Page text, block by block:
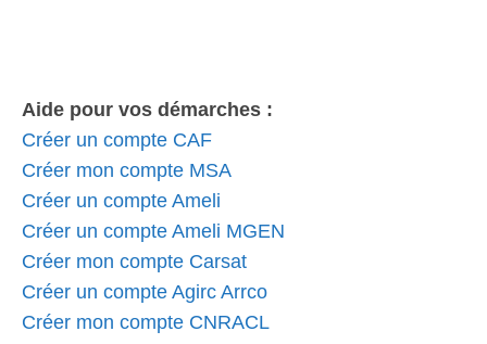
Aide pour vos démarches :
Créer un compte CAF
Créer mon compte MSA
Créer un compte Ameli
Créer un compte Ameli MGEN
Créer mon compte Carsat
Créer un compte Agirc Arrco
Créer mon compte CNRACL